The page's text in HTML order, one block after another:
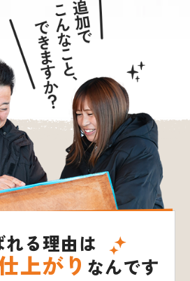
れる理由は
上がり なんです